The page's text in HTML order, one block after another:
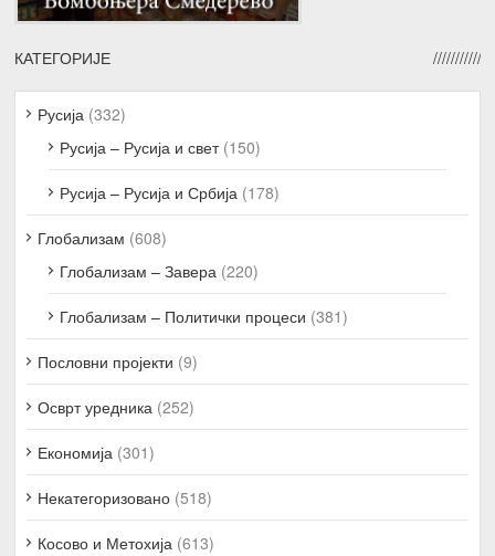
КАТЕГОРИЈЕ
Русија (332)
Русија – Русија и свет(150)
Русија – Русија и Србија (178)
Глобализам (608)
Глобализам – Завера (220)
Глобализам – Политички процеси (381)
Пословни пројекти (9)
Осврт уредника (252)
Економија (301)
Некатегоризовано (518)
Косово и Метохија (613)